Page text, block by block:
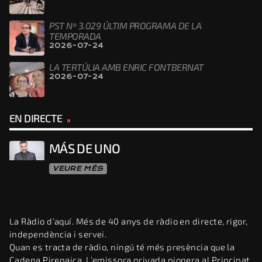
PST Nº 3.029 ÚLTIM PROGRAMA DE LA
TEMPORADA
2026-07-24
LA TERTÚLIA AMB ENRIC FONTBERNAT
2026-07-24
EN DIRECTE
MÁS DE UNO
VEURE MÉS
La Ràdio d’aquí. Més de 40 anys de ràdio en directe, rigor,
independència i servei.
Quan es tracta de ràdio, ningú té més presència que la
Cadena Pirenaica. L’emissora privada pionera al Principat,